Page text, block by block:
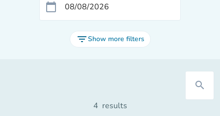
calendar_today
filter_listShow more filters
search
4 results